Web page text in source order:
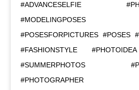
#ADVANCESELFIE
#MODELINGPOSES
#POSESFORPICTURES #POSES
#FASHIONSTYLE
#SUMMERPHOTOS
#PHOTOGRAPHER